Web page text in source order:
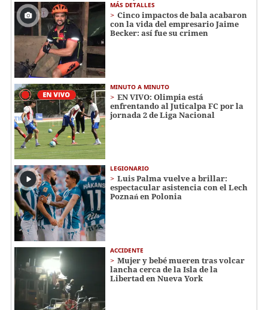
MÁS DETALLES
Cinco impactos de bala acabaron
con la vida del empresario Jaime
Becker: así fue su crimen
MINUTO A MINUTO
EN VIVO: Olimpia está
enfrentando al Juticalpa FC por la
jornada 2 de Liga Nacional
LEGIONARIO
Luis Palma vuelve a brillar:
espectacular asistencia con el Lech
Poznań en Polonia
ACCIDENTE
Mujer y bebé mueren tras volcar
lancha cerca de la Isla de la
Libertad en Nueva York